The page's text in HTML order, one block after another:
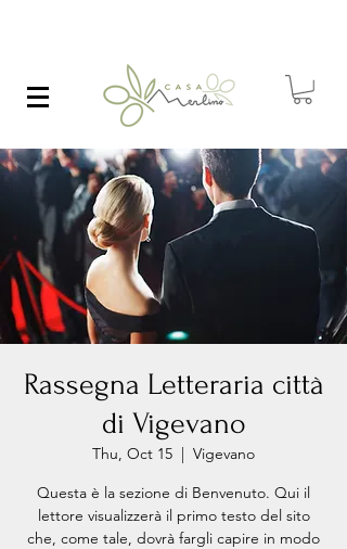
Rassegna Letteraria città
di Vigevano
Thu, Oct 15
  |
Vigevano
Questa è la sezione di Benvenuto. Qui il
lettore visualizzerà il primo testo del sito
che, come tale, dovrà fargli capire in modo